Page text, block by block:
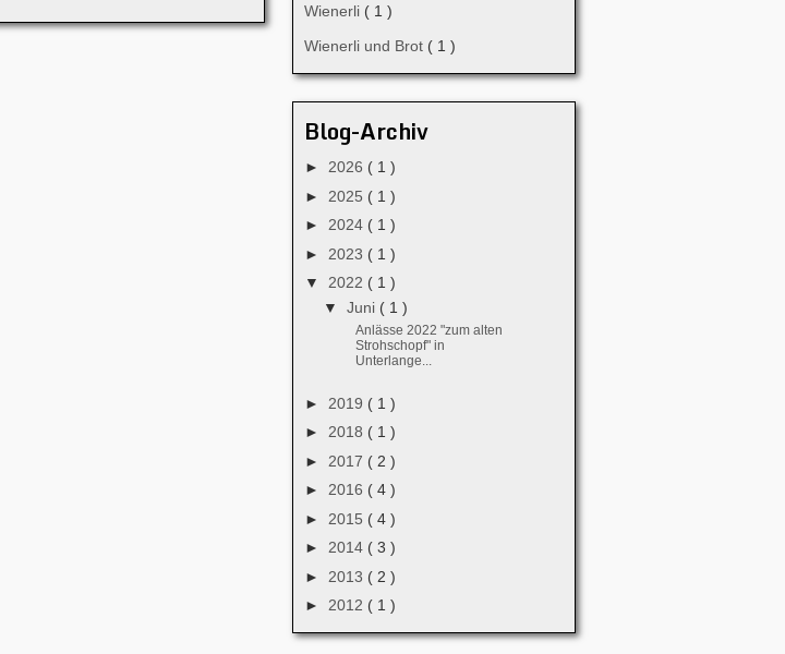
Wienerli ( 1 )
Wienerli und Brot ( 1 )
Blog-Archiv
► 2026 ( 1 )
► 2025 ( 1 )
► 2024 ( 1 )
► 2023 ( 1 )
▼ 2022 ( 1 )
▼ Juni ( 1 )
Anlässe 2022 "zum alten
Strohschopf" in
Unterlange...
► 2019 ( 1 )
► 2018 ( 1 )
► 2017 ( 2 )
► 2016 ( 4 )
► 2015 ( 4 )
► 2014 ( 3 )
► 2013 ( 2 )
► 2012 ( 1 )